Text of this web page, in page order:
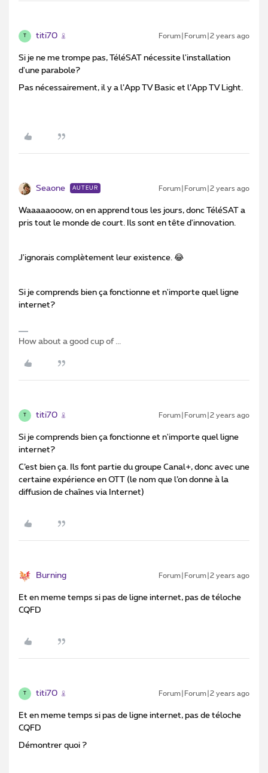
titi70 Forum|Forum|2 years ago
Si je ne me trompe pas, TéléSAT nécessite l'installation
d'une parabole?
Pas nécessairement, il y a l’App TV Basic et l’App TV Light.
Seaone AUTEUR Forum|Forum|2 years ago
Waaaaaooow, on en apprend tous les jours, donc TéléSAT a
pris tout le monde de court. Ils sont en tête d'innovation.
J'ignorais complètement leur existence. 😂
Si je comprends bien ça fonctionne et n'importe quel ligne
internet?
How about a good cup of ...
titi70 Forum|Forum|2 years ago
Si je comprends bien ça fonctionne et n'importe quel ligne
internet?
C’est bien ça. Ils font partie du groupe Canal+, donc avec une
certaine expérience en OTT (le nom que l’on donne à la
diffusion de chaînes via Internet)
Burning Forum|Forum|2 years ago
Et en meme temps si pas de ligne internet, pas de téloche
CQFD
titi70 Forum|Forum|2 years ago
Et en meme temps si pas de ligne internet, pas de téloche
CQFD
Démontrer quoi ?